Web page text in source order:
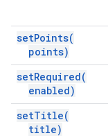
setPoints(
points)
setRequired(
enabled)
setTitle(
title)